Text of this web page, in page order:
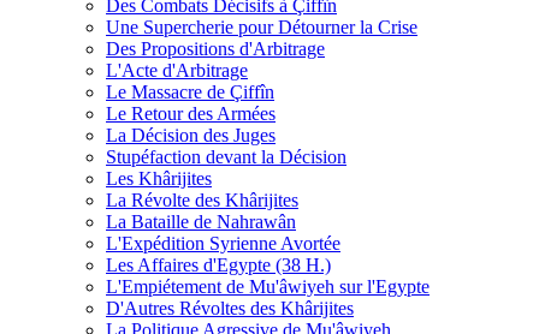
Des Combats Décisifs à Çiffîn
Une Supercherie pour Détourner la Crise
Des Propositions d'Arbitrage
L'Acte d'Arbitrage
Le Massacre de Çiffîn
Le Retour des Armées
La Décision des Juges
Stupéfaction devant la Décision
Les Khârijites
La Révolte des Khârijites
La Bataille de Nahrawân
L'Expédition Syrienne Avortée
Les Affaires d'Egypte (38 H.)
L'Empiétement de Mu'âwiyeh sur l'Egypte
D'Autres Révoltes des Khârijites
La Politique Agressive de Mu'âwiyeh